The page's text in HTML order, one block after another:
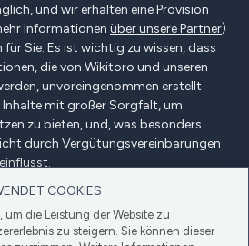
COOKIES
um die Leistung der Website zu
zu steigern. Sie können dieser
und wir erhalten eine Provision
Informationen über unsere Partner)
Sie. Es ist wichtig zu wissen, dass
die von Wikitoro und unseren
unvoreingenommen erstellt
Inhalte mit großer Sorgfalt, um
zu bieten, und, was besonders
durch Vergütungsvereinbarungen
der Anzeigenkunden